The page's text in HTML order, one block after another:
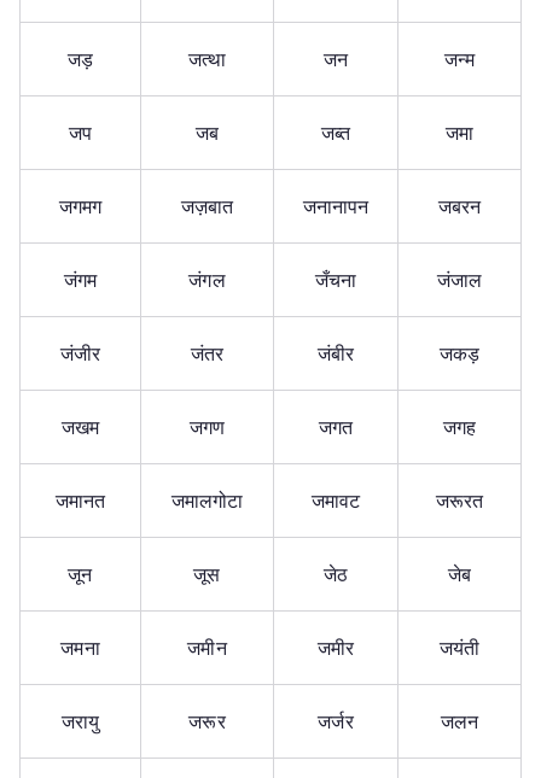
जड़ जत्था जन जन्म
जप जब जब्त जमा
जगमग जज़बात जनानापन जबरन
जंगम जंगल जँचना जंजाल
जंजीर जंतर जंबीर जकड़
जखम जगण जगत जगह
जमानत जमालगोटा जमावट जरूरत
जून जूस जेठ जेब
जमना जमीन जमीर जयंती
जरायु जरूर जर्जर जलन